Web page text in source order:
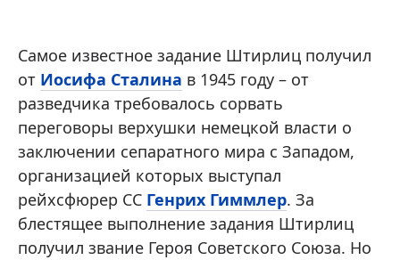
Самое известное задание Штирлиц получил
от Иосифа Сталина в 1945 году – от
разведчика требовалось сорвать
переговоры верхушки немецкой власти о
заключении сепаратного мира с Западом,
организацией которых выступал
рейхсфюрер СС Генрих Гиммлер. За
блестящее выполнение задания Штирлиц
получил звание Героя Советского Союза. Но